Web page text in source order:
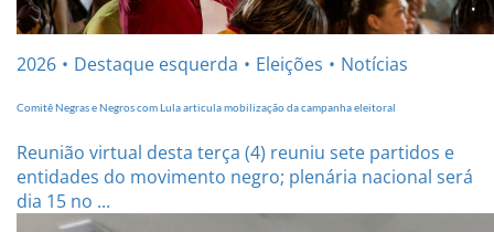
2026 Destaque esquerda Eleições Notícias
Comitê Negras e Negros com Lula articula mobilização da campanha eleitoral
Reunião virtual desta terça (4) reuniu sete partidos e
entidades do movimento negro; plenária nacional será
dia 15 no ...